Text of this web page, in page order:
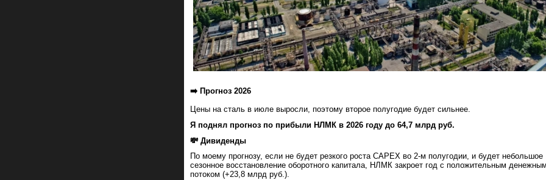
➡️ Прогноз 2026
Цены на сталь в июле выросли, поэтому второе полугодие будет сильнее.
Я поднял прогноз по прибыли НЛМК в 2026 году до 64,7 млрд руб.
💸 Дивиденды
По моему прогнозу, если не будет резкого роста CAPEX во 2-м полугодии, и будет небольшое
сезонное восстановление оборотного капитала, НЛМК закроет год с положительным денежным
потоком (+23,8 млрд руб.).